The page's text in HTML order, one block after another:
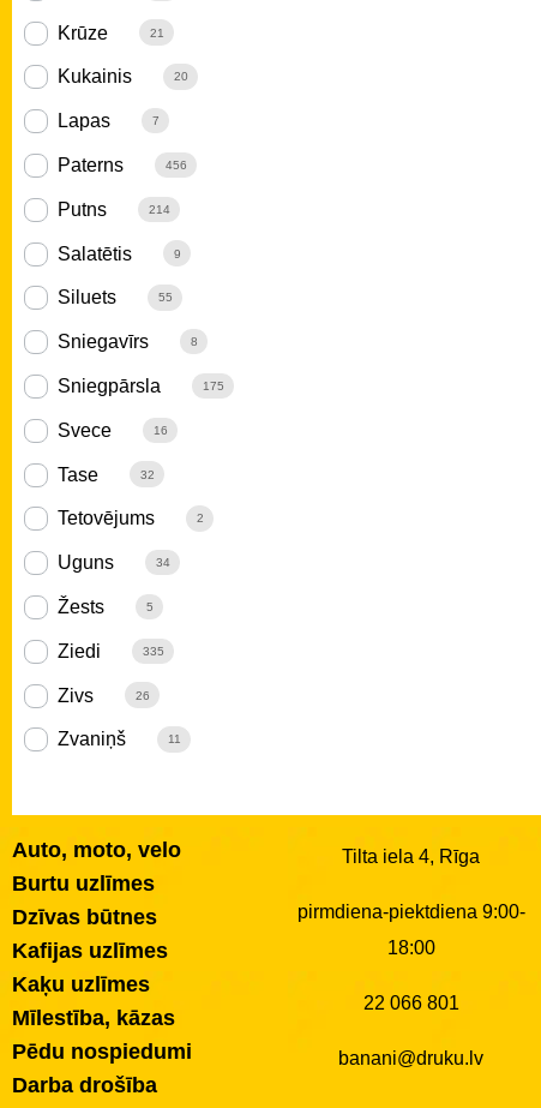
Krūze 21
Kukainis 20
Lapas 7
Paterns 456
Putns 214
Salatētis 9
Siluets 55
Sniegavīrs 8
Sniegpārsla 175
Svece 16
Tase 32
Tetovējums 2
Uguns 34
Žests 5
Ziedi 335
Zivs 26
Zvaniņš 11
Auto, moto, velo
Burtu uzlīmes
Dzīvas būtnes
Kafijas uzlīmes
Kaķu uzlīmes
Mīlestība, kāzas
Pēdu nospiedumi
Darba drošība
Tilta iela 4, Rīga
pirmdiena-piektdiena 9:00-
18:00
22 066 801
banani@druku.lv